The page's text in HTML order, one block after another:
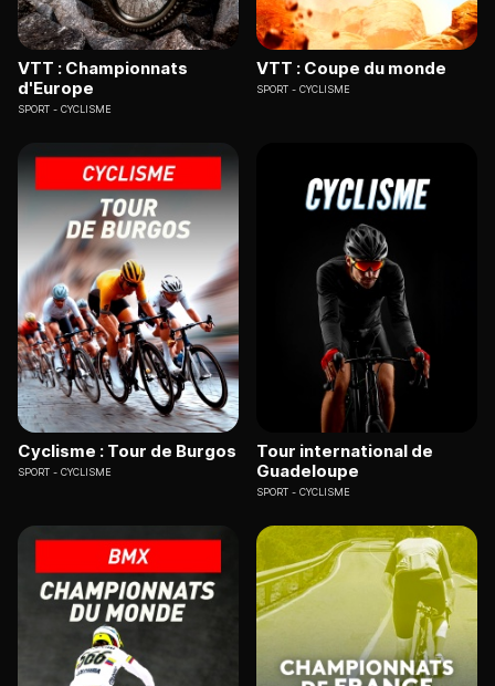
VTT : Championnats
d'Europe
SPORT CYCLISME
VTT : Coupe du monde
SPORT CYCLISME
Cyclisme : Tour de Burgos
SPORT CYCLISME
Tour international de
Guadeloupe
SPORT CYCLISME